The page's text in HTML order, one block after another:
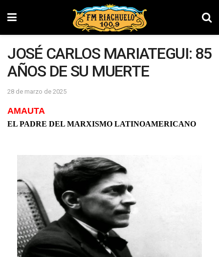
JOSÉ CARLOS MARIATEGUI: 85
AÑOS DE SU MUERTE
28 de marzo de 2025
AMAUTA
EL PADRE DEL MARXISMO LATINOAMERICANO